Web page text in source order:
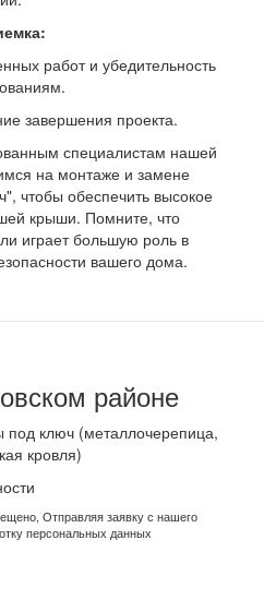
работ и убедительность
завершения проекта.
специалистам нашей
на монтаже и замене
чтобы обеспечить высокое
крыши. Помните, что
играет большую роль в
вашего дома.
районе
ключ (металлочерепица,
кровля)
Отправляя заявку с нашего
персональных данных